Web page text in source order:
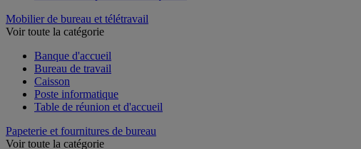
Mobilier de bureau et télétravail
Banque d'accueil
Bureau de travail
Caisson
Poste informatique
Papeterie et fournitures de bureau